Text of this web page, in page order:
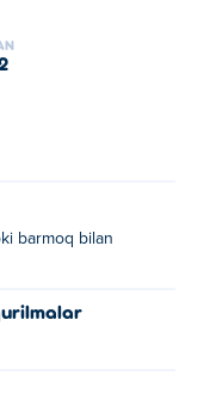
barmoq bilan